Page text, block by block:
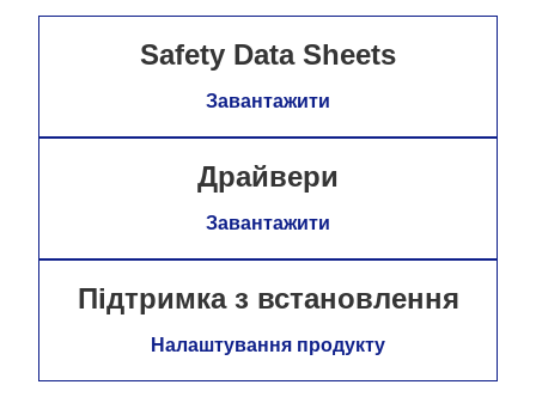
Safety Data Sheets
Завантажити
Драйвери
Завантажити
Підтримка з встановлення
Налаштування продукту